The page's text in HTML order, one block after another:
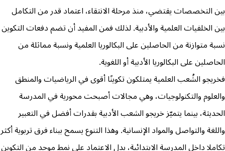
بين التخصصات يقتضي، منذ مرحلة الانتقاء، اعتماد قدر من التكامل
بين الخلفيات العلمية والأدبية. لذلك فمن المفيد أن تضم دفعات التكوين
نسبة متوازنة من الحاصلين على البكالوريا العلمية ونسبة مماثلة من
الحاصلين على البكالوريا الأدبية أو اللغوية.
فخريجو الشُعب العلمية يمتلكون تكوينًا أقوى في الرياضيات والمنطق
والعلوم والتكنولوجيات، وهي مجالات أصبحت محورية في المدرسة
الحديثة، بينما يتميّز خريجو الشعب الأدبية بقدرات أفضل في التعبير
واللغة والتواصل والمواد الإنسانية. وهذا التنوع يسمح ببناء فرق تربوية أكثر